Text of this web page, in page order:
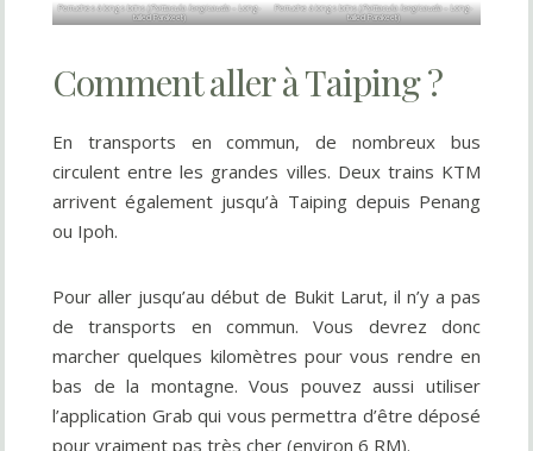
Perruches à longs brins (Psittacula longicauda– Long-
tailed Parakeet)
Perruche à longs brins (Psittacula longicauda– Long-
tailed Parakeet)
Comment aller à Taiping ?
En transports en commun, de nombreux bus
circulent entre les grandes villes. Deux trains KTM
arrivent également jusqu’à Taiping depuis Penang
ou Ipoh.
Pour aller jusqu’au début de Bukit Larut, il n’y a pas
de transports en commun. Vous devrez donc
marcher quelques kilomètres pour vous rendre en
bas de la montagne. Vous pouvez aussi utiliser
l’application Grab qui vous permettra d’être déposé
pour vraiment pas très cher (environ 6 RM).